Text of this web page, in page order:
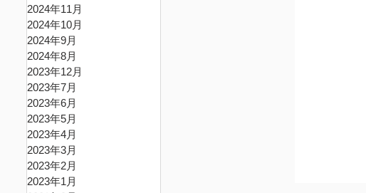
2024年11月
2024年10月
2024年9月
2024年8月
2023年12月
2023年7月
2023年6月
2023年5月
2023年4月
2023年3月
2023年2月
2023年1月